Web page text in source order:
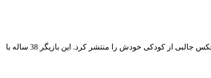
عکس دیده نشده آزاده صمدی بازیگر 38 ساله کشورمان را در زمان کودکی اش مشاهده می کنید. عکس کودکی آزاده صمدی آزاده صمدی عکس جالبی از کودکی خودش را منتشر کرد. این بازیگر 38 ساله با